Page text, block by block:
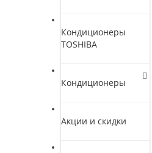
Кондиционеры
TOSHIBA
Кондиционеры
Акции и скидки